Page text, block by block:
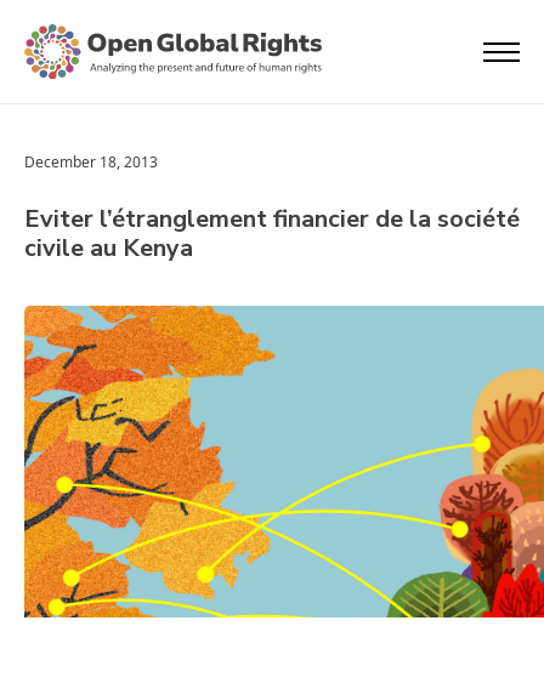
December 18, 2013
Eviter l’étranglement financier de la société
civile au Kenya